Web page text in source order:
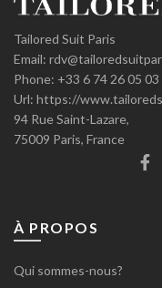
Tailored Suit Paris
Email:
Phone: +33 6 74 26 05 03
Url: https://
94 Rue Saint-Lazare,
75009 Paris, France
À PROPOS
Qui sommes-nous?